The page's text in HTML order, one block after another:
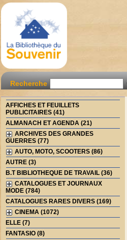
Recherche
AFFICHES ET FEUILLETS
PUBLICITAIRES (41)
ALMANACH ET AGENDA (21)
ARCHIVES DES GRANDES
GUERRES (77)
AUTO, MOTO, SCOOTERS (86)
AUTRE (3)
B.T BIBLIOTHEQUE DE TRAVAIL (36)
CATALOGUES ET JOURNAUX
MODE (784)
CATALOGUES RARES DIVERS (169)
CINEMA (1072)
ELLE (7)
FANTASIO (8)